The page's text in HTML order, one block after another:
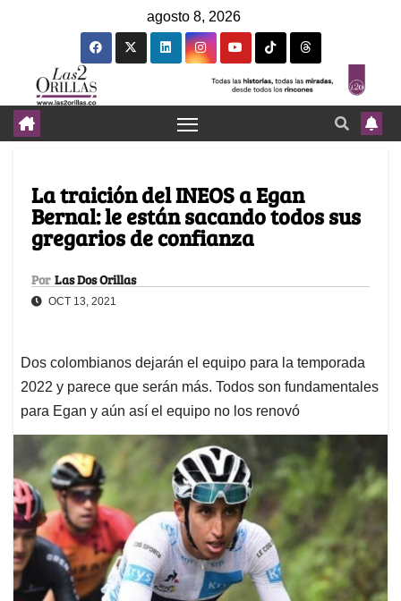
agosto 8, 2026
La traición del INEOS a Egan
Bernal: le están sacando todos sus
gregarios de confianza
Por Las Dos Orillas
OCT 13, 2021
Dos colombianos dejarán el equipo para la temporada
2022 y parece que serán más. Todos son fundamentales
para Egan y aún así el equipo no los renovó